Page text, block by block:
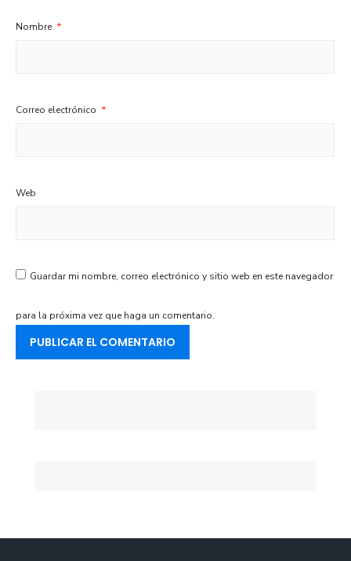
Nombre *
Correo electrónico *
Web
Guardar mi nombre, correo electrónico y sitio web en este navegador
para la próxima vez que haga un comentario.